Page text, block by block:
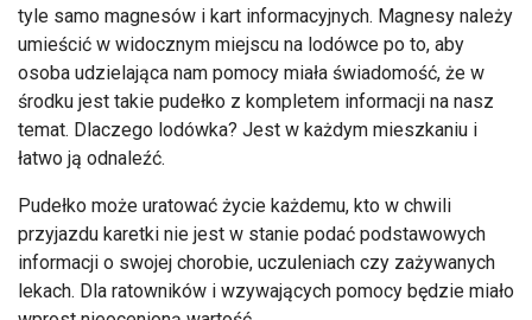
tyle samo magnesów i kart informacyjnych. Magnesy należy
umieścić w widocznym miejscu na lodówce po to, aby
osoba udzielająca nam pomocy miała świadomość, że w
środku jest takie pudełko z kompletem informacji na nasz
temat. Dlaczego lodówka? Jest w każdym mieszkaniu i
łatwo ją odnaleźć.
Pudełko może uratować życie każdemu, kto w chwili
przyjazdu karetki nie jest w stanie podać podstawowych
informacji o swojej chorobie, uczuleniach czy zażywanych
lekach. Dla ratowników i wzywających pomocy będzie miało